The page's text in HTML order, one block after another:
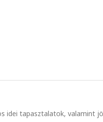
idei tapasztalatok, valamint